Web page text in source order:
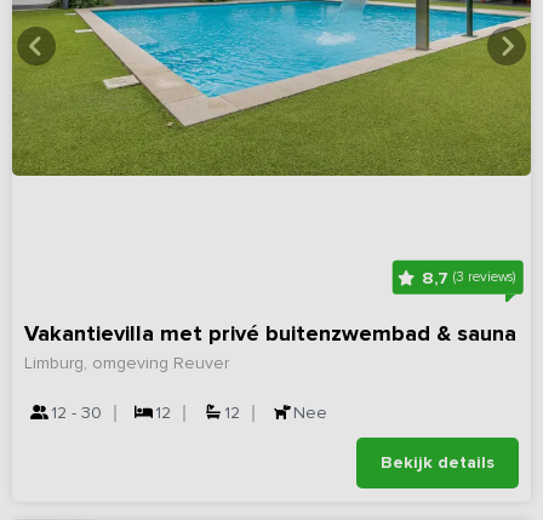
8,7(3 reviews)
Vakantievilla met privé buitenzwembad & sauna
Limburg, omgeving Reuver
12 - 30 12 12 Nee
Bekijk details